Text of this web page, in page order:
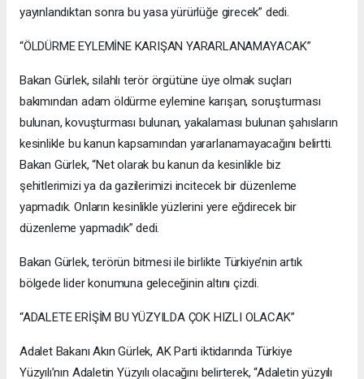
yayınlandıktan sonra bu yasa yürürlüğe girecek” dedi.
“ÖLDÜRME EYLEMİNE KARIŞAN YARARLANAMAYACAK”
Bakan Gürlek, silahlı terör örgütüne üye olmak suçları
bakımından adam öldürme eylemine karışan, soruşturması
bulunan, kovuşturması bulunan, yakalaması bulunan şahısların
kesinlikle bu kanun kapsamından yararlanamayacağını belirtti.
Bakan Gürlek, “Net olarak bu kanun da kesinlikle biz
şehitlerimizi ya da gazilerimizi incitecek bir düzenleme
yapmadık. Onların kesinlikle yüzlerini yere eğdirecek bir
düzenleme yapmadık” dedi.
Bakan Gürlek, terörün bitmesi ile birlikte Türkiye’nin artık
bölgede lider konumuna geleceğinin altını çizdi.
“ADALETE ERİŞİM BU YÜZYILDA ÇOK HIZLI OLACAK”
Adalet Bakanı Akın Gürlek, AK Parti iktidarında Türkiye
Yüzyılı’nın Adaletin Yüzyılı olacağını belirterek, “Adaletin yüzyılı